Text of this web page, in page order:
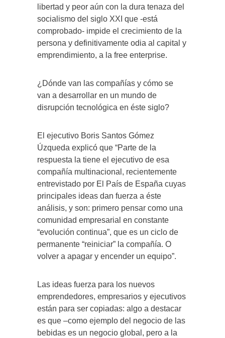
libertad y peor aún con la dura tenaza del
socialismo del siglo XXI que -está
comprobado- impide el crecimiento de la
persona y definitivamente odia al capital y
emprendimiento, a la free enterprise.
¿Dónde van las compañías y cómo se
van a desarrollar en un mundo de
disrupción tecnológica en éste siglo?
El ejecutivo Boris Santos Gómez
Úzqueda explicó que “Parte de la
respuesta la tiene el ejecutivo de esa
compañía multinacional, recientemente
entrevistado por El País de España cuyas
principales ideas dan fuerza a éste
análisis, y son: primero pensar como una
comunidad empresarial en constante
“evolución continua”, que es un ciclo de
permanente “reiniciar” la compañía. O
volver a apagar y encender un equipo”.
Las ideas fuerza para los nuevos
emprendedores, empresarios y ejecutivos
están para ser copiadas: algo a destacar
es que –como ejemplo del negocio de las
bebidas es un negocio global, pero a la